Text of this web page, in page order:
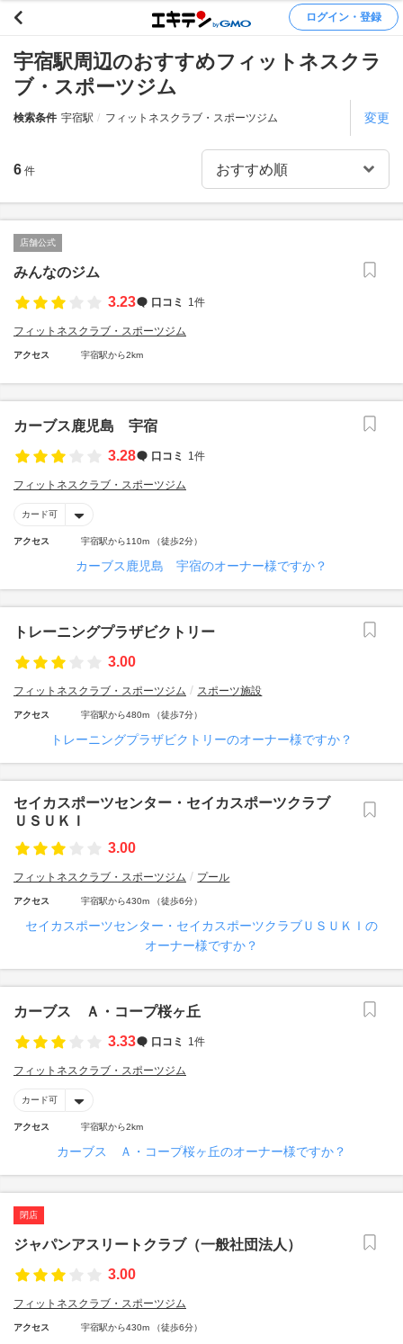
ログイン・登録
宇宿駅周辺のおすすめフィットネスクラ
ブ・スポーツジム
検索条件 宇宿駅 フィットネスクラブ・スポーツジム 変更
6 件
店舗公式
みんなのジム
3.23
口コミ 1件
フィットネスクラブ・スポーツジム
アクセス 宇宿駅から2km
カーブス鹿児島 宇宿
3.28
口コミ 1件
フィットネスクラブ・スポーツジム
カード可
アクセス 宇宿駅から110m （徒歩2分）
カーブス鹿児島 宇宿のオーナー様ですか？
トレーニングプラザビクトリー
3.00
フィットネスクラブ・スポーツジム スポーツ施設
アクセス 宇宿駅から480m （徒歩7分）
トレーニングプラザビクトリーのオーナー様ですか？
セイカスポーツセンター・セイカスポーツクラブ
ＵＳＵＫＩ
3.00
フィットネスクラブ・スポーツジム プール
アクセス 宇宿駅から430m （徒歩6分）
セイカスポーツセンター・セイカスポーツクラブＵＳＵＫＩの
オーナー様ですか？
カーブス Ａ・コープ桜ヶ丘
3.33
口コミ 1件
フィットネスクラブ・スポーツジム
カード可
アクセス 宇宿駅から2km
カーブス Ａ・コープ桜ヶ丘のオーナー様ですか？
閉店
ジャパンアスリートクラブ（一般社団法人）
3.00
フィットネスクラブ・スポーツジム
アクセス 宇宿駅から430m （徒歩6分）